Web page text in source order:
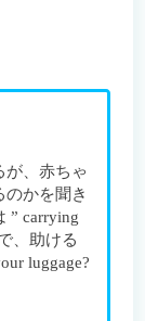
が、赤ちゃ
のかを聞き
” carrying
、助ける
luggage?